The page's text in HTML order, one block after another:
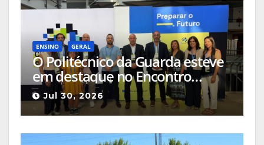
ENSINO GERAL
O Politécnico da Guarda esteve
em destaque no Encontro
Ciência e Inovação 2026 com
seleção de três sessões
científicas
Jul 30, 2026